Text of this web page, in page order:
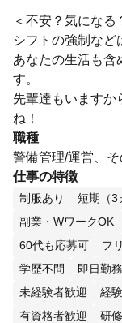
＜不安？気になる
シフトの強制など
あなたの生活も含
す。
先輩達もいますか
ね！
職種
警備管理/運営、
仕事の特徴
制服あり 短期（3
副業・WワークOK
60代も応募可
フ
学歴不問
即日勤
未経験者歓迎
経
有資格者歓迎
研